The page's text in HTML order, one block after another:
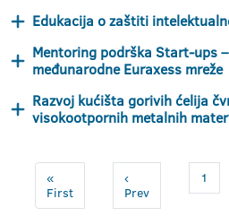
Edukacija o zaštiti
Mentoring podrška Start-ups
međunarodne Euraxess mreže
Razvoj kućišta gorivih ćelija
visokootpornih metalnih
«
First
‹
Prev
1